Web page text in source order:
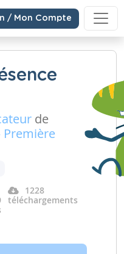
/ Mon Compte
de
Première
1228
téléchargements